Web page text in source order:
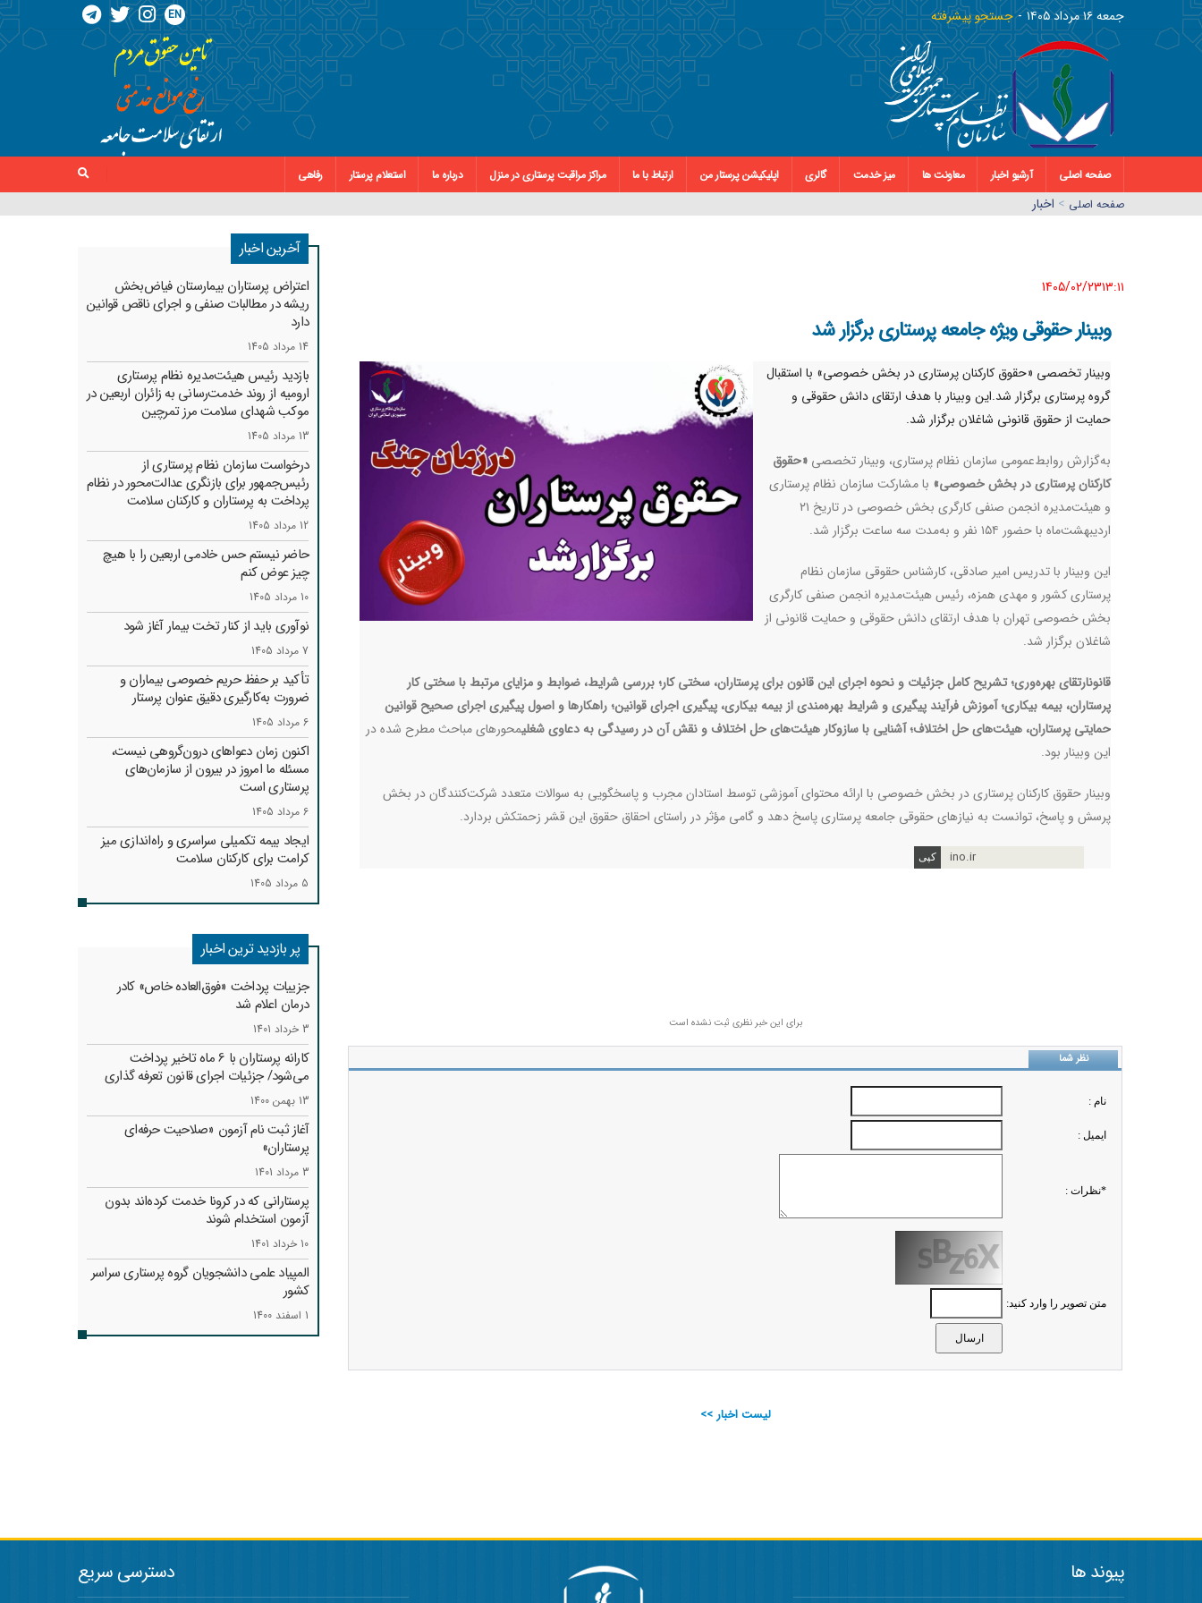
جمعه ١٦ مرداد ١٤٠٥ جستجو پیشرفته EN
صفحه اصلی آرشیو اخبار معاونت ها میز خدمت گالری اپلیکیشن پرستار من ارتباط با ما مراکز مراقبت پرستاری در منزل درباره ما استعلام پرستار
رفاهی
صفحه اصلي > اخبار
1405/02/23١٣:١١
وبینار حقوقی ویژه جامعه پرستاری برگزار شد
وبینار تخصصی «حقوق کارکنان پرستاری در بخش خصوصی» با استقبال
گروه پرستاری برگزار شد.این وبینار با هدف ارتقای دانش حقوقی و
حمایت از حقوق قانونی شاغلان برگزار شد.
به‌گزارش روابط‌عمومی سازمان نظام پرستاری، وبینار تخصصی «حقوق
کارکنان پرستاری در بخش خصوصی» با مشارکت سازمان نظام پرستاری
و هیئت‌مدیره انجمن صنفی کارگری بخش خصوصی در تاریخ ۲۱
اردیبهشت‌ماه با حضور ۱۵۴ نفر و به‌مدت سه ساعت برگزار شد.
این وبینار با تدریس امیر صادقی، کارشناس حقوقی سازمان نظام
پرستاری کشور و مهدی همزه، رئیس هیئت‌مدیره انجمن صنفی کارگری
بخش خصوصی تهران با هدف ارتقای دانش حقوقی و حمایت قانونی از
شاغلان برگزار شد.
قانونارتقای بهره‌وری؛ تشریح کامل جزئیات و نحوه اجرای این قانون برای پرستاران، سختی کار؛ بررسی شرایط، ضوابط و مزایای مرتبط با سختی کار
پرستاران، بیمه بیکاری؛ آموزش فرآیند پیگیری و شرایط بهره‌مندی از بیمه بیکاری، پیگیری اجرای قوانین؛ راهکارها و اصول پیگیری اجرای صحیح قوانین
حمایتی پرستاران، هیئت‌های حل اختلاف؛ آشنایی با سازوکار هیئت‌های حل اختلاف و نقش آن در رسیدگی به دعاوی شغلیمحورهای مباحث مطرح شده در
این وبینار بود.
وبینار حقوق کارکنان پرستاری در بخش خصوصی با ارائه محتوای آموزشی توسط استادان مجرب و پاسخگویی به سوالات متعدد شرکت‌کنندگان در بخش
پرسش و پاسخ، توانست به نیازهای حقوقی جامعه پرستاری پاسخ دهد و گامی مؤثر در راستای احقاق حقوق این قشر زحمتکش بردارد.
ino.ir
برای این خبر نظری ثبت نشده است
نظر شما
نام :
ايميل :
*نظرات :
متن تصویر را وارد کنید:
لیست اخبار >>
آخرین اخبار
اعتراض پرستاران بیمارستان فیاض‌بخش
ریشه در مطالبات صنفی و اجرای ناقص قوانین
دارد
14 مرداد 1405
بازدید رئیس هیئت‌مدیره نظام پرستاری
ارومیه از روند خدمت‌رسانی به زائران اربعین در
موکب شهدای سلامت مرز تمرچین
13 مرداد 1405
درخواست سازمان نظام پرستاری از
رئیس‌جمهور برای بازنگری عدالت‌محور در نظام
پرداخت به پرستاران و کارکنان سلامت
12 مرداد 1405
حاضر نیستم حس خادمی اربعین را با هیچ
چیز عوض کنم
10 مرداد 1405
نوآوری باید از کنار تخت بیمار آغاز شود
7 مرداد 1405
تأکید بر حفظ حریم خصوصی بیماران و
ضرورت به‌کارگیری دقیق عنوان پرستار
6 مرداد 1405
اکنون زمان دعواهای درون‌گروهی نیست،
مسئله ما امروز در بیرون از سازمان‌های
پرستاری است
6 مرداد 1405
ایجاد بیمه تکمیلی سراسری و راه‌اندازی میز
کرامت برای کارکنان سلامت
5 مرداد 1405
پر بازدید ترین اخبار
جزییات پرداخت «فوق‌العاده خاص» کادر
درمان اعلام شد
3 خرداد 1401
کارانه‌ پرستاران با 6 ماه تاخیر پرداخت
می‌شود/ جزئیات اجرای قانون تعرفه گذاری
13 بهمن 1400
آغاز ثبت نام آزمون «صلاحیت حرفه‌ای
پرستاران»
3 مرداد 1401
پرستارانی که در کرونا خدمت کرد‌ه‌اند بدون
آزمون استخدام شوند
10 خرداد 1401
المپیاد علمی دانشجویان گروه پرستاری سراسر
کشور
1 اسفند 1400
پیوند ها دسترسی سریع